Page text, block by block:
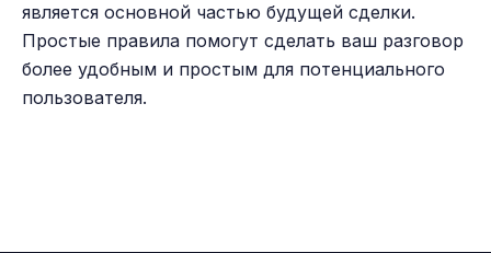
является основной частью будущей сделки.
Простые правила помогут сделать ваш разговор
более удобным и простым для потенциального
пользователя.